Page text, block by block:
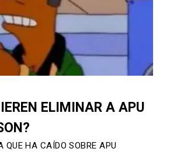
ELIMINAR A APU
QUE HA CAÍDO SOBRE APU